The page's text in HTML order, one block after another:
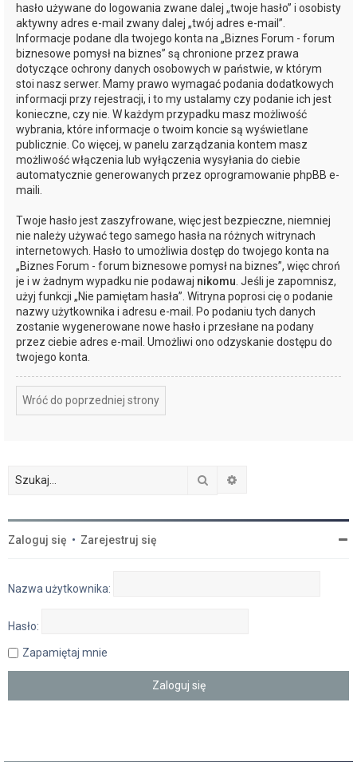
hasło używane do logowania zwane dalej „twoje hasło” i osobisty
aktywny adres e-mail zwany dalej „twój adres e-mail”.
Informacje podane dla twojego konta na „Biznes Forum - forum
biznesowe pomysł na biznes” są chronione przez prawa
dotyczące ochrony danych osobowych w państwie, w którym
stoi nasz serwer. Mamy prawo wymagać podania dodatkowych
informacji przy rejestracji, i to my ustalamy czy podanie ich jest
konieczne, czy nie. W każdym przypadku masz możliwość
wybrania, które informacje o twoim koncie są wyświetlane
publicznie. Co więcej, w panelu zarządzania kontem masz
możliwość włączenia lub wyłączenia wysyłania do ciebie
automatycznie generowanych przez oprogramowanie phpBB e-
maili.
Twoje hasło jest zaszyfrowane, więc jest bezpieczne, niemniej
nie należy używać tego samego hasła na różnych witrynach
internetowych. Hasło to umożliwia dostęp do twojego konta na
„Biznes Forum - forum biznesowe pomysł na biznes”, więc chroń
je i w żadnym wypadku nie podawaj nikomu . Jeśli je zapomnisz,
użyj funkcji „Nie pamiętam hasła”. Witryna poprosi cię o podanie
nazwy użytkownika i adresu e-mail. Po podaniu tych danych
zostanie wygenerowane nowe hasło i przesłane na podany
przez ciebie adres e-mail. Umożliwi ono odzyskanie dostępu do
twojego konta.
Wróć do poprzedniej strony
Szukaj
Zaloguj się • Zarejestruj się
Nazwa użytkownika:
Hasło:
Zapamiętaj mnie